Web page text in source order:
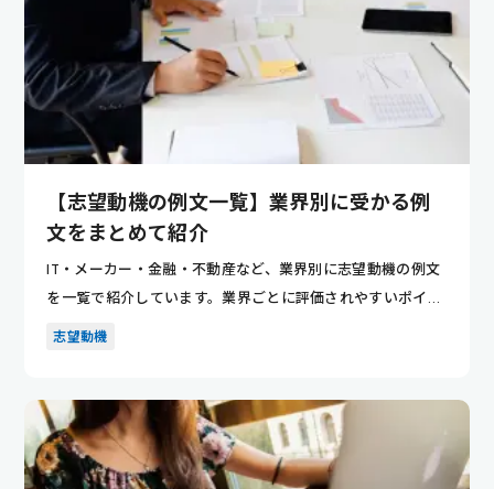
【志望動機の例文一覧】業界別に受かる例
文をまとめて紹介
IT・メーカー・金融・不動産など、業界別に志望動機の例文
を一覧で紹介しています。業界ごとに評価されやすいポイン
トが分かり...
志望動機